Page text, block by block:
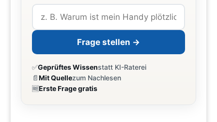
Frage stellen →
✅Geprüftes Wissenstatt KI-Raterei
📄Mit Quellezum Nachlesen
🆓Erste Frage gratis